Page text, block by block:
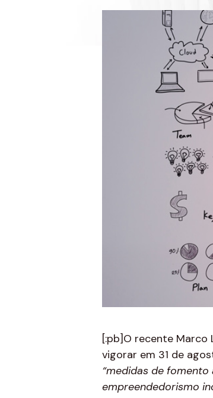
[:pb]O recente Marco
vigorar em 31 de
“medidas de
empreendedorismo